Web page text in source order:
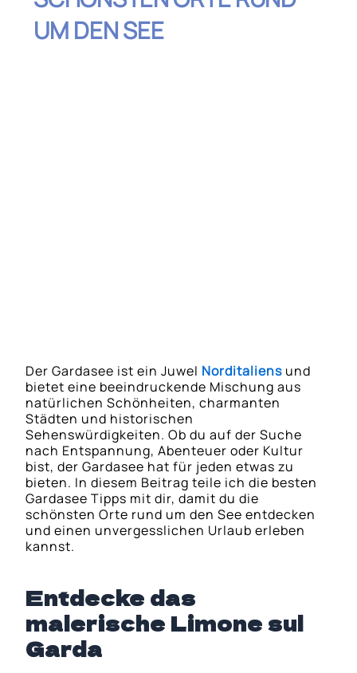
UM DEN SEE
Der Gardasee ist ein Juwel Norditaliens und
bietet eine beeindruckende Mischung aus
natürlichen Schönheiten, charmanten
Städten und historischen
Sehenswürdigkeiten. Ob du auf der Suche
nach Entspannung, Abenteuer oder Kultur
bist, der Gardasee hat für jeden etwas zu
bieten. In diesem Beitrag teile ich die besten
Gardasee Tipps mit dir, damit du die
schönsten Orte rund um den See entdecken
und einen unvergesslichen Urlaub erleben
kannst.
Entdecke das
malerische Limone sul
Garda